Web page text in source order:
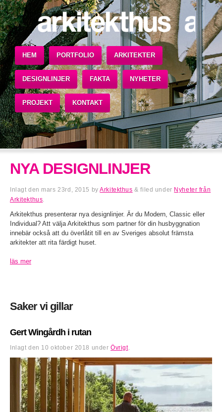
HEM PORTFOLIO ARKITEKTER
DESIGNLINJER FAKTA NYHETER
PROJEKT KONTAKT
NYA DESIGNLINJER
Inlagt den mars 23rd, 2015 byArkitekthus & filed under Nyheter från
Arkitekthus
Arkitekthus presenterar nya designlinjer. Är du Modern, Classic eller
Individual? Att välja Arkitekthus som partner för din husbyggnation
innebär också att du överlåtit till en av Sveriges absolut främsta
arkitekter att rita färdigt huset.
läs mer
Saker vi gillar
Gert Wingårdh i rutan
Inlagt den 10 oktober 2018 underÖvrigt.